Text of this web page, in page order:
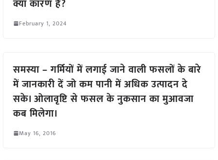
क्या कारण है?
February 1, 2024
समस्या – गर्मियों में लगाई जाने वाली फसलों के बारे
में जानकारी दें जो कम पानी में अधिक उत्पादन दे
सके। ओलावृष्टि से फसल के नुकसान का मुआवजा
कब मिलेगा।
May 16, 2016